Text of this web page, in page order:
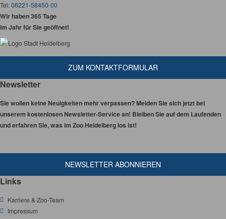
Tel:06221-58450-00
Wir haben 365 Tage
im Jahr für Sie geöffnet!
ZUM KONTAKTFORMULAR
Newsletter
Sie wollen keine Neuigkeiten mehr verpassen? Melden Sie sich jetzt bei
unserem kostenlosen Newsletter-Service an! Bleiben Sie auf dem Laufenden
und erfahren Sie, was im Zoo Heidelberg los ist!
NEWSLETTER ABONNIEREN
Links
Karriere & Zoo-Team
Impressum